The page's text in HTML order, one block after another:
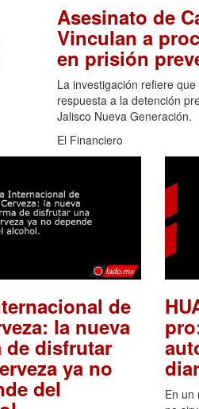
Asesinato de
Vinculan a
en prisión
La investigación refiere
respuesta a la detención
Jalisco Nueva Generación.
El Financiero
de
la nueva
de disfrutar
ya no
del
En un